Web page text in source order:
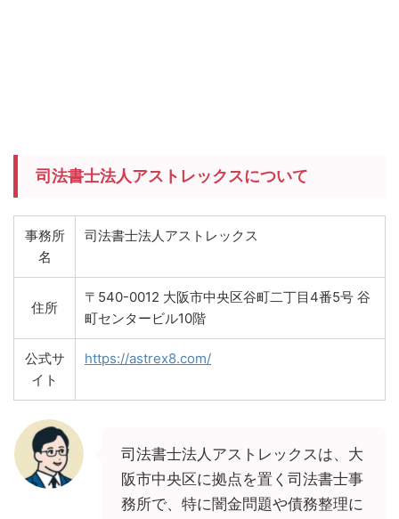
司法書士法人アストレックスについて
事務所
名
司法書士法人アストレックス
住所
〒540-0012 大阪市中央区谷町二丁目4番5号 谷
町センタービル10階
公式サ
イト
https://astrex8.com/
司法書士法人アストレックスは、大
阪市中央区に拠点を置く司法書士事
務所で、特に闇金問題や債務整理に